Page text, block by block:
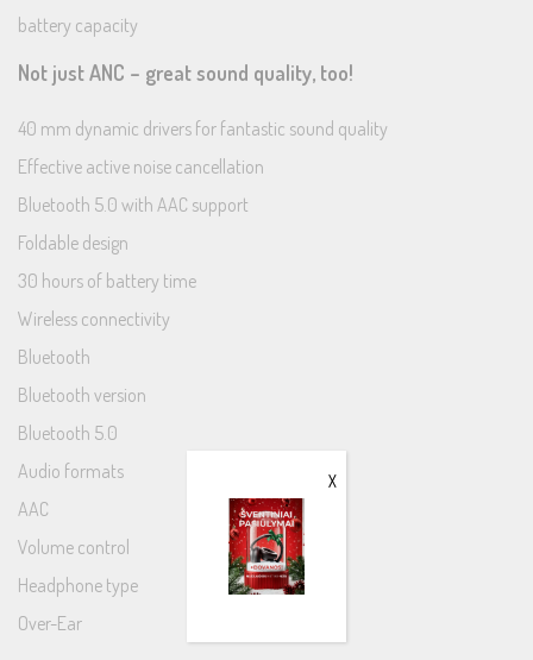
battery capacity
Not just ANC – great sound quality, too!
40 mm dynamic drivers for fantastic sound quality
Effective active noise cancellation
Bluetooth 5.0 with AAC support
Foldable design
30 hours of battery time
Wireless connectivity
Bluetooth
Bluetooth version
Bluetooth 5.0
Audio formats
AAC
Volume control
Headphone type
Over-Ear
X